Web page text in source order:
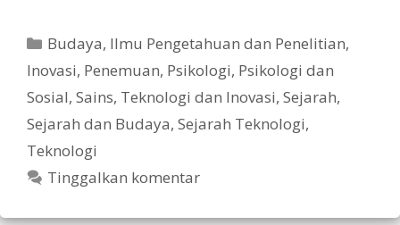
Kategori
Budaya, Ilmu Pengetahuan dan Penelitian,
Inovasi, Penemuan, Psikologi, Psikologi dan
Sosial, Sains, Teknologi dan Inovasi, Sejarah,
Sejarah dan Budaya, Sejarah Teknologi,
Teknologi
Tinggalkan komentar